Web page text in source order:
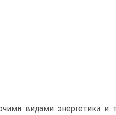
видами энергетики и